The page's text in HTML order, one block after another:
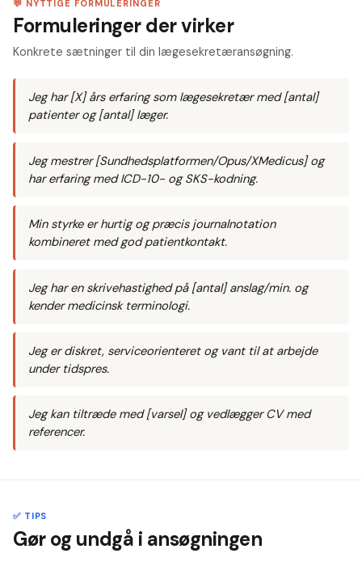
💬 NYTTIGE FORMULERINGER
Formuleringer der virker
Konkrete sætninger til din lægesekretæransøgning.
Jeg har [X] års erfaring som lægesekretær med [antal]
patienter og [antal] læger.
Jeg mestrer [Sundhedsplatformen/Opus/XMedicus] og
har erfaring med ICD-10- og SKS-kodning.
Min styrke er hurtig og præcis journalnotation
kombineret med god patientkontakt.
Jeg har en skrivehastighed på [antal] anslag/min. og
kender medicinsk terminologi.
Jeg er diskret, serviceorienteret og vant til at arbejde
under tidspres.
Jeg kan tiltræde med [varsel] og vedlægger CV med
referencer.
✅ TIPS
Gør og undgå i ansøgningen